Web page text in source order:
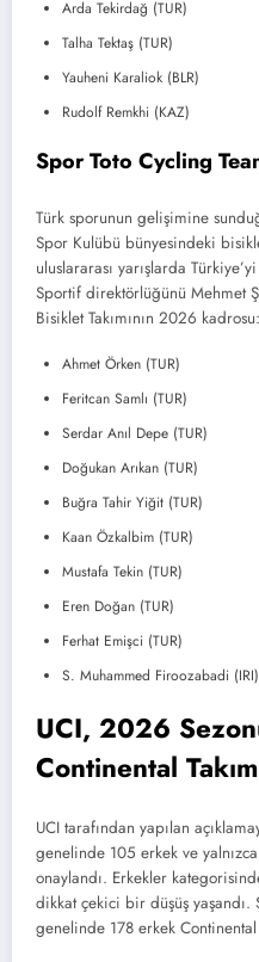
Arda Tekirdağ (TUR)
Talha Tektaş (TUR)
Yauheni Karaliok (BLR)
Rudolf Remkhi (KAZ)
Spor Toto Cycling
Türk sporunun gelişimine
Spor Kulübü bünyesindeki
uluslararası yarışlarda
Sportif direktörlüğünü Mehmet
Bisiklet Takımının 2026 kadrosu:
Ahmet Örken (TUR)
Feritcan Samlı (TUR)
Serdar Anıl Depe (TUR)
Doğukan Arıkan (TUR)
Buğra Tahir Yiğit (TUR)
Kaan Özkalbim (TUR)
Mustafa Tekin (TUR)
Eren Doğan (TUR)
Ferhat Emişci (TUR)
S. Muhammed Firoozabadi (IRI)
UCI, 2026
Continental
UCI tarafından yapılan
genelinde 105 erkek ve
onaylandı. Erkekler
dikkat çekici bir düşüş yaşandı.
genelinde 178 erkek